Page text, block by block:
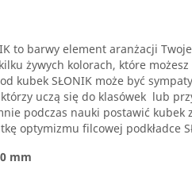
to barwy element aranżacji
żywych kolorach, które
kubek SŁONIK może być
uczą się do klasówek lub
podczas nauki postawić kubek
optymizmu filcowej podkładce
mm